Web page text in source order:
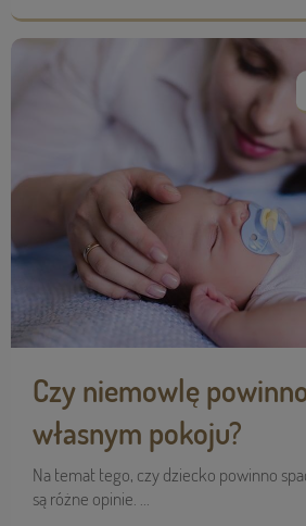
Czy niemowlę
własnym pokoju?
Na temat tego, czy dziecko powinno
są różne opinie. ...